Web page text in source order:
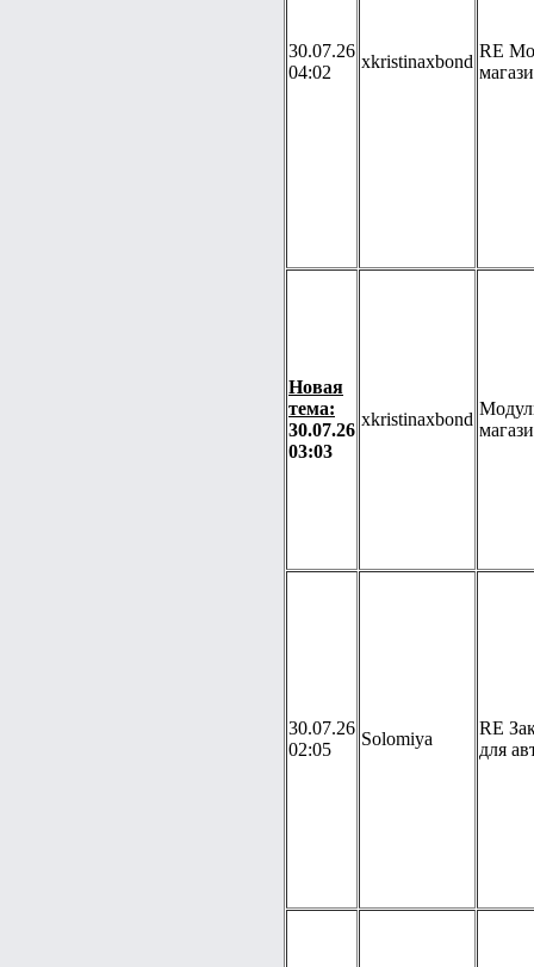
30.07.26
04:02
xkristinaxbond
RE
Новая
тема:
30.07.26
03:03
xkristinaxbond
30.07.26
02:05
Solomiya
RE
для